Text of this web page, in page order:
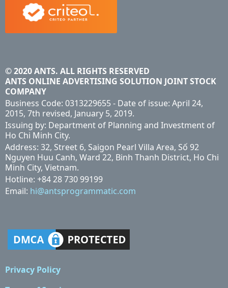
© 2020 ANTS. ALL RIGHTS RESERVED
ANTS ONLINE ADVERTISING SOLUTION JOINT STOCK
COMPANY
Business Code: 0313229655 - Date of issue: April 24,
2015, 7th revised, January 5, 2019.
Issuing by: Department of Planning and Investment of
Ho Chi Minh City.
Address: 32, Street 6, Saigon Pearl Villa Area, Số 92
Nguyen Huu Canh, Ward 22, Binh Thanh District, Ho Chi
Minh City, Vietnam.
Hotline: +84 28 730 99199
Email: hi@antsprogrammatic.com
Privacy Policy